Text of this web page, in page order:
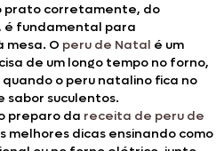
prato corretamente, do
é fundamental para
mesa. O peru de Natal é um
de um longo tempo no forno,
o peru natalino fica no
sabor suculentos.
preparo da receita de peru de
melhores dicas ensinando como